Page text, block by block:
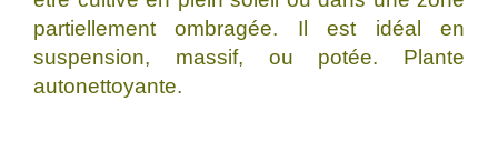
partiellement ombragée. Il est idéal en
suspension, massif, ou potée. Plante
autonettoyante.